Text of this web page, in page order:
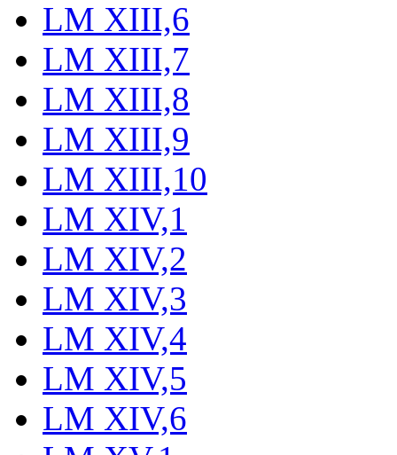
LM XIII,6
LM XIII,7
LM XIII,8
LM XIII,9
LM XIII,10
LM XIV,1
LM XIV,2
LM XIV,3
LM XIV,4
LM XIV,5
LM XIV,6